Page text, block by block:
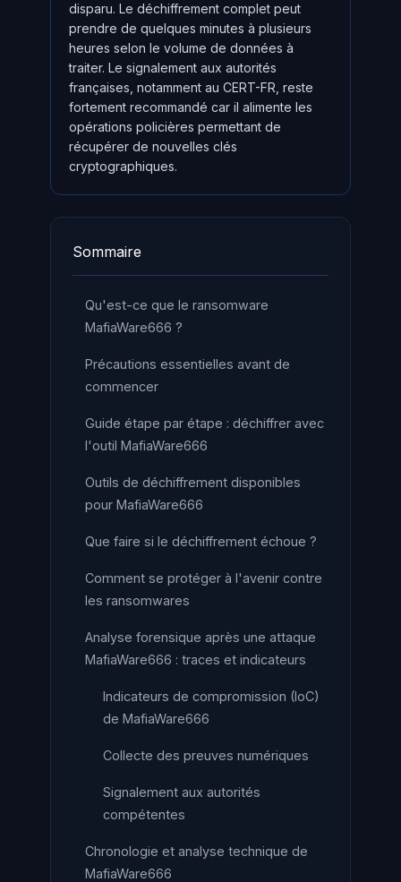
disparu. Le déchiffrement complet peut
prendre de quelques minutes à plusieurs
heures selon le volume de données à
traiter. Le signalement aux autorités
françaises, notamment au CERT-FR, reste
fortement recommandé car il alimente les
opérations policières permettant de
récupérer de nouvelles clés
cryptographiques.
Sommaire
Qu'est-ce que le ransomware
MafiaWare666 ?
Précautions essentielles avant de
commencer
Guide étape par étape : déchiffrer avec
l'outil MafiaWare666
Outils de déchiffrement disponibles
pour MafiaWare666
Que faire si le déchiffrement échoue ?
Comment se protéger à l'avenir contre
les ransomwares
Analyse forensique après une attaque
MafiaWare666 : traces et indicateurs
Indicateurs de compromission (IoC)
de MafiaWare666
Collecte des preuves numériques
Signalement aux autorités
compétentes
Chronologie et analyse technique de
MafiaWare666